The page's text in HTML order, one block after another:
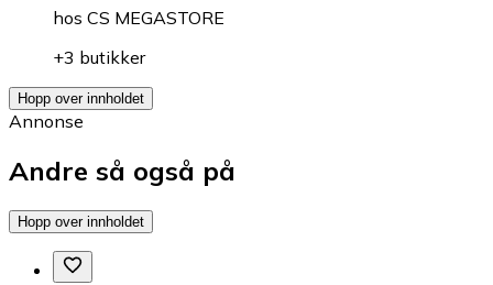
hos CS MEGASTORE
+3 butikker
Hopp over innholdet
Annonse
Andre så også på
Hopp over innholdet